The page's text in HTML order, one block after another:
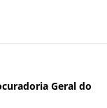
Geral do